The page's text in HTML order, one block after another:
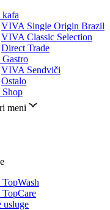
VIVA Single Origin Brazil
VIVA Classic Selection
Direct Trade
VIVA Sendviči
Ostalo
meni
usluge